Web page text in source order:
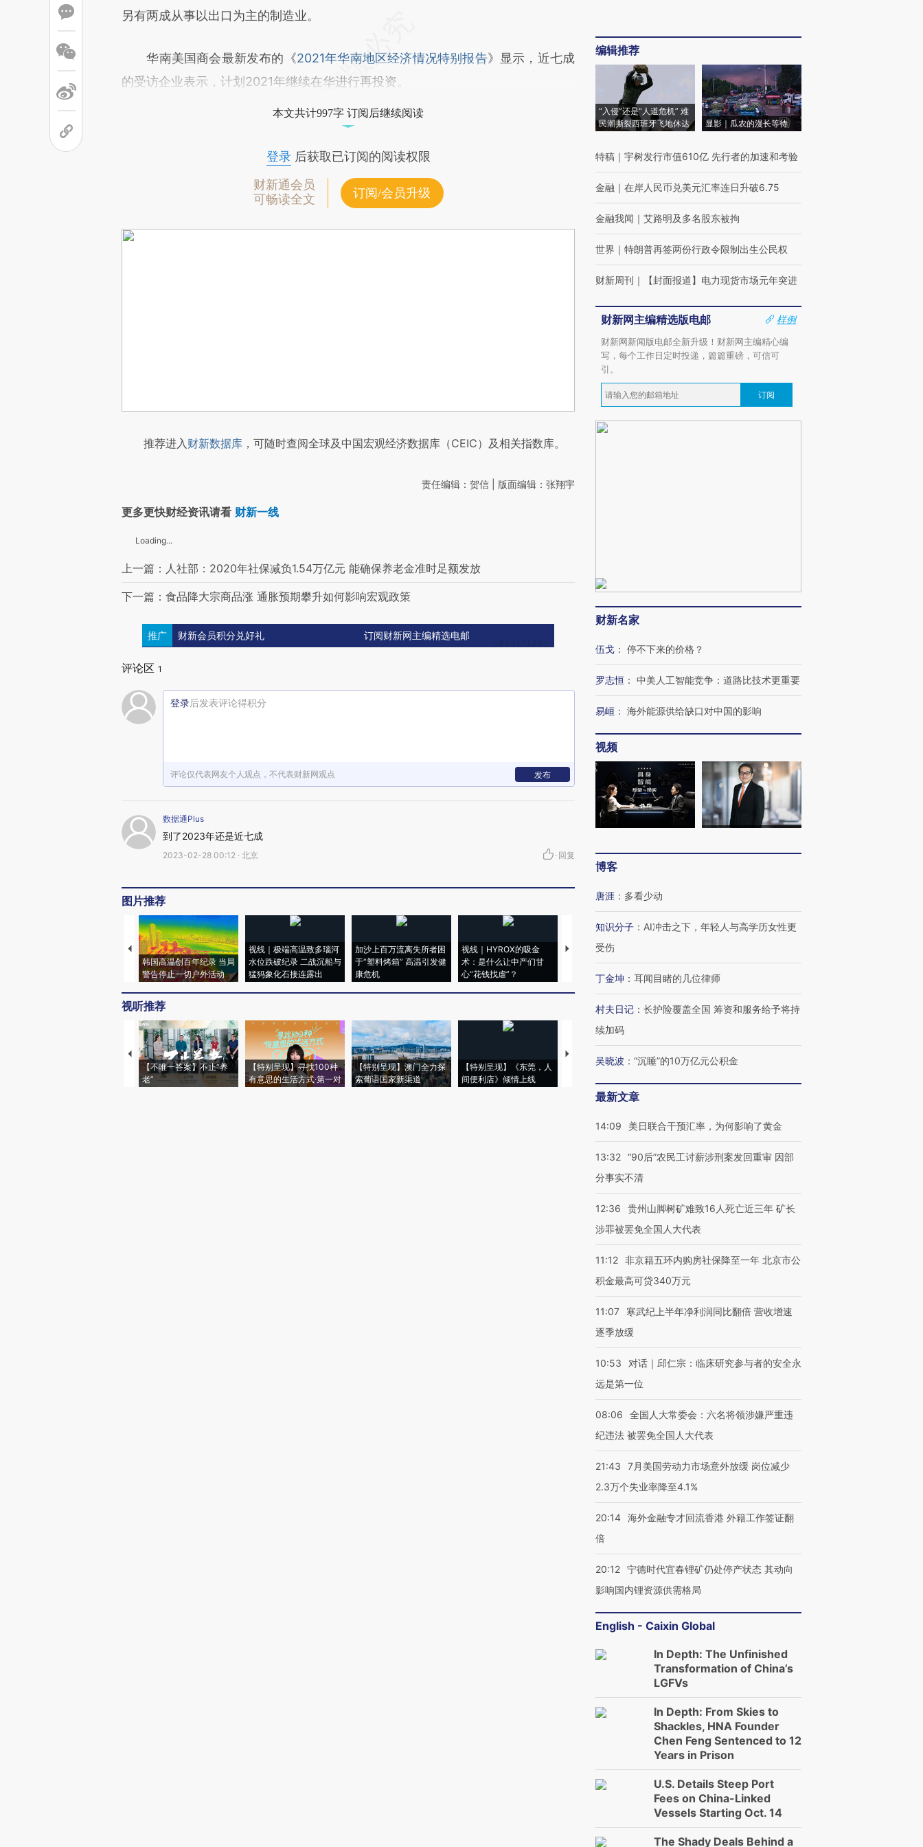
另有两成从事以出口为主的制造业。
华南美国商会最新发布的《2021年华南地区经济情况特别报告》显示，近七成
的受访企业表示，计划2021年继续在华进行再投资。
本文共计997字 订阅后继续阅读
登录后获取已订阅的阅读权限
财新通会员
可畅读全文
订阅/会员升级
推荐进入财新数据库 ，可随时查阅全球及中国宏观经济数据库（CEIC）及相关指数库。
责任编辑：贺信 | 版面编辑：张翔宇
更多更快财经资讯请看 财新一线
Loading...
上一篇：人社部：2020年社保减负1.54万亿元 能确保养老金准时足额发放
下一篇：食品降大宗商品涨 通胀预期攀升如何影响宏观政策
推广 财新会员积分兑好礼 订阅财新网主编精选电邮
评论区 1
登录后发表评论得积分
评论仅代表网友个人观点，不代表财新网观点 发布
数据通Plus
到了2023年还是近七成
2023-02-28 00:12 · 北京 · 回复
图片推荐
韩国高温创百年纪录 当局
警告停止一切户外活动
视线｜极端高温致多瑙河
水位跌破纪录 二战沉船与
猛犸象化石接连露出
加沙上百万流离失所者困
于“塑料烤箱” 高温引发健
康危机
视线｜HYROX的吸金
术：是什么让中产们甘
心“花钱找虐”？
马航飞行员跨国走私7万
粒摇头丸 尿检体内含3种
度Z世代 用街头抗争将教
育部长拱下台
机”？难民潮撕裂西班牙
视听推荐
【不唯一答案】不止“养
老”
【特别呈现】寻找100种
有意思的生活方式·第一对
【特别呈现】澳门全力探
索葡语国家新渠道
【特别呈现】《东莞，人
间便利店》倾情上线
【推广】走进第四届链博
会，让数智科技“链”接产
【特别呈现】寻找100种
编辑推荐
“入侵”还是“人道危机” 难
民潮撕裂西班牙飞地休达
显影｜瓜农的漫长等待
特稿 ｜ 宇树发行市值610亿 先行者的加速和考验
金融 ｜ 在岸人民币兑美元汇率连日升破6.75
金融我闻 ｜ 艾路明及多名股东被拘
世界 ｜ 特朗普再签两份行政令限制出生公民权
财新周刊 ｜ 【封面报道】电力现货市场元年突进
财新网主编精选版电邮
样例
财新网新闻版电邮全新升级！财新网主编精心编
写，每个工作日定时投递，篇篇重磅，可信可
引。
订阅
财新名家
伍戈 ： 停不下来的价格？
罗志恒 ： 中美人工智能竞争：道路比技术更重要
易峘 ： 海外能源供给缺口对中国的影响
视频
博客
唐涯 ： 多看少动
知识分子 ： AI冲击之下，年轻人与高学历女性更
受伤
丁金坤 ： 耳闻目睹的几位律师
村夫日记 ： 长护险覆盖全国 筹资和服务给予将持
续加码
吴晓波 ： “沉睡”的10万亿元公积金
最新文章
14:09 美日联合干预汇率，为何影响了黄金
13:32 “90后”农民工讨薪涉刑案发回重审 因部
分事实不清
12:36
贵州山脚树矿难致16人死亡近三年 矿长
涉罪被罢免全国人大代表
11:12 非京籍五环内购房社保降至一年 北京市公
积金最高可贷340万元
11:07
寒武纪上半年净利润同比翻倍 营收增速
逐季放缓
10:53
对话｜邱仁宗：临床研究参与者的安全永
远是第一位
08:06
全国人大常委会：六名将领涉嫌严重违
纪违法 被罢免全国人大代表
21:43
7月美国劳动力市场意外放缓 岗位减少
2.3万个失业率降至4.1%
20:14 海外金融专才回流香港 外籍工作签证翻
倍
20:12 宁德时代宜春锂矿仍处停产状态 其动向
影响国内锂资源供需格局
English - Caixin Global
In Depth: The Unfinished
Transformation of China’s
LGFVs
In Depth: From Skies to
Shackles, HNA Founder
Chen Feng Sentenced to 12
Years in Prison
U.S. Details Steep Port
Fees on China-Linked
Vessels Starting Oct. 14
The Shady Deals Behind a